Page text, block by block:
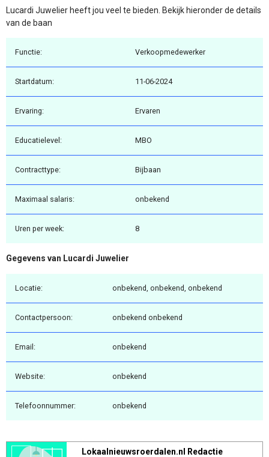
Lucardi Juwelier heeft jou veel te bieden. Bekijk hieronder de details
van de baan
Functie: Verkoopmedewerker
Startdatum: 11-06-2024
Ervaring: Ervaren
Educatielevel: MBO
Contracttype: Bijbaan
Maximaal salaris: onbekend
Uren per week: 8
Gegevens van Lucardi Juwelier
Locatie: onbekend, onbekend, onbekend
Contactpersoon: onbekend onbekend
Email: onbekend
Website: onbekend
Telefoonnummer: onbekend
Lokaalnieuwsroerdalen.nl Redactie